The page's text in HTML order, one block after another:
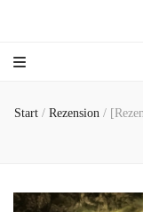
Start / Rezension /